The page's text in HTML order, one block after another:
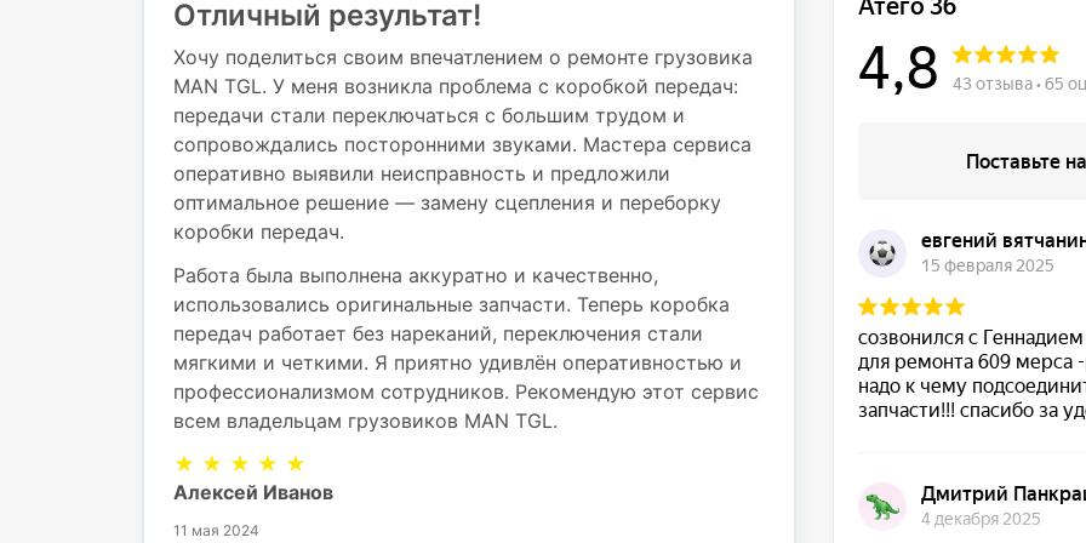
Отличный результат!
Хочу поделиться своим впечатлением о ремонте грузовика
MAN TGL. У меня возникла проблема с коробкой передач:
передачи стали переключаться с большим трудом и
сопровождались посторонними звуками. Мастера сервиса
оперативно выявили неисправность и предложили
оптимальное решение — замену сцепления и переборку
коробки передач.
Работа была выполнена аккуратно и качественно,
использовались оригинальные запчасти. Теперь коробка
передач работает без нареканий, переключения стали
мягкими и четкими. Я приятно удивлён оперативностью и
профессионализмом сотрудников. Рекомендую этот сервис
всем владельцам грузовиков MAN TGL.
★ ★ ★ ★ ★
Алексей Иванов
11 мая 2024
деталям
Недавно обращался в
частью. При
вибрация на рулевом
подвески — пришлось
также провести
Работы были
использовали
выполненные работы.
стабильно, никаких
Большое спасибо за
★ ★ ★ ★ ★
Сергей Подрубный